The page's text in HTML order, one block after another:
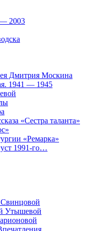
2003
Дмитрия Москина
1941 — 1945
«Сестра таланта»
«Ремарка»
1991-го…
Утышевой